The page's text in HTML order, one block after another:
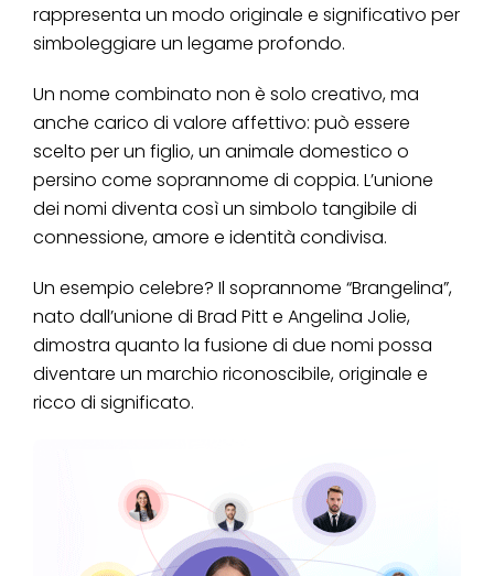
rappresenta un modo originale e significativo per
simboleggiare un legame profondo.
Un nome combinato non è solo creativo, ma
anche carico di valore affettivo: può essere
scelto per un figlio, un animale domestico o
persino come soprannome di coppia. L’unione
dei nomi diventa così un simbolo tangibile di
connessione, amore e identità condivisa.
Un esempio celebre? Il soprannome “Brangelina”,
nato dall’unione di Brad Pitt e Angelina Jolie,
dimostra quanto la fusione di due nomi possa
diventare un marchio riconoscibile, originale e
ricco di significato.